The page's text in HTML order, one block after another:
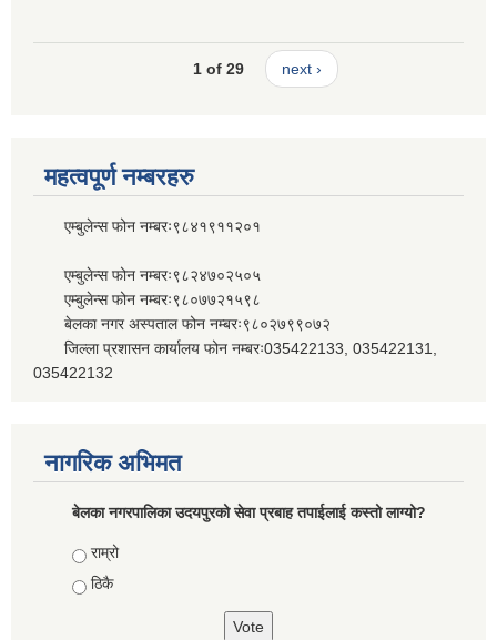
1 of 29 next ›
महत्वपूर्ण नम्बरहरु
एम्बुलेन्स फोन नम्बरः९८४१९११२०१
एम्बुलेन्स फोन नम्बरः९८२४७०२५०५
एम्बुलेन्स फोन नम्बरः९८०७७२१५९८
बेलका नगर अस्पताल फोन नम्बरः९८०२७९९०७२
जिल्ला प्रशासन कार्यालय फोन नम्बरः035422133, 035422131,
035422132
नागरिक अभिमत
बेलका नगरपालिका उदयपुरको सेवा प्रबाह तपाईलाई कस्तो लाग्यो?
Choices
राम्रो
ठिकै